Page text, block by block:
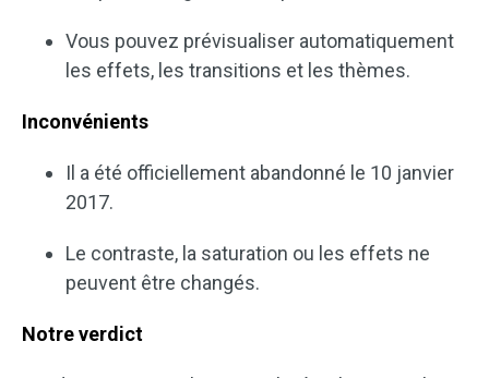
Vous pouvez prévisualiser automatiquement
les effets, les transitions et les thèmes.
Inconvénients
Il a été officiellement abandonné le 10 janvier
2017.
Le contraste, la saturation ou les effets ne
peuvent être changés.
Notre verdict